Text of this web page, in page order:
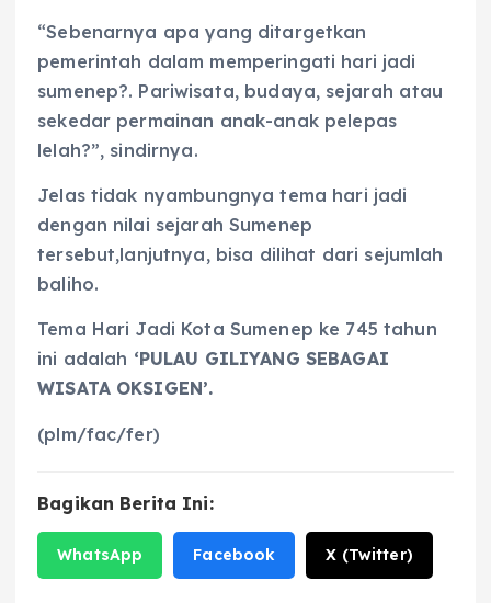
“Sebenarnya apa yang ditargetkan
pemerintah dalam memperingati hari jadi
sumenep?. Pariwisata, budaya, sejarah atau
sekedar permainan anak-anak pelepas
lelah?”, sindirnya.
Jelas tidak nyambungnya tema hari jadi
dengan nilai sejarah Sumenep
tersebut,lanjutnya, bisa dilihat dari sejumlah
baliho.
Tema Hari Jadi Kota Sumenep ke 745 tahun
ini adalah ‘PULAU GILIYANG SEBAGAI
WISATA OKSIGEN’.
(plm/fac/fer)
Bagikan Berita Ini:
WhatsApp Facebook X (Twitter)